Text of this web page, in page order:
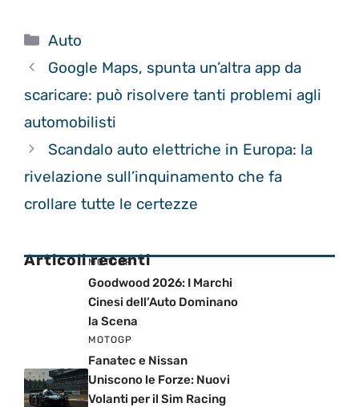
Categorie
Auto
Google Maps, spunta un’altra app da
scaricare: può risolvere tanti problemi agli
automobilisti
Scandalo auto elettriche in Europa: la
rivelazione sull’inquinamento che fa
crollare tutte le certezze
Articoli recenti
MOTOGP
Goodwood 2026: I Marchi
Cinesi dell’Auto Dominano
la Scena
MOTOGP
Fanatec e Nissan
Uniscono le Forze: Nuovi
Volanti per il Sim Racing